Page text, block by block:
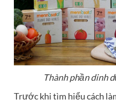
Thành phần dinh
Trước khi tìm hiểu cách